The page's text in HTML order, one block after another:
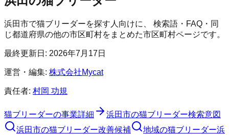
浜田市で猫ブリーダーを探す人向けに、 検索語・FAQ・同
じ都道府県の他の市区町村をまとめた市区町村ページです。
最終更新日: 2026年7月17日
運営・編集: 株式会社Mycat
責任者: 村岡 功規
猫ブリーダーの事業詳細 浜田市の猫ブリーダー検索意図
浜田市の猫ブリーダー改善候補 地域の猫ブリーダー浜